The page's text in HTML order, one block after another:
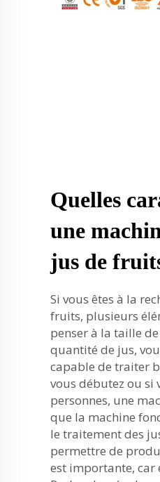
Quelles
une
jus de
Si vous êtes à la
fruits, plusieurs
penser à la taille
quantité de jus,
capable de traiter
vous débutez ou si
personnes, une
que la machine
le traitement des
permettre de
est importante, car